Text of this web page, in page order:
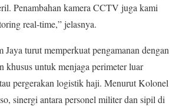
Penambahan kamera CCTV juga kami
real-time,” jelasnya.
turut memperkuat pengamanan dengan
khusus untuk menjaga perimeter luar
pergerakan logistik haji. Menurut Kolonel
sinergi antara personel militer dan sipil di